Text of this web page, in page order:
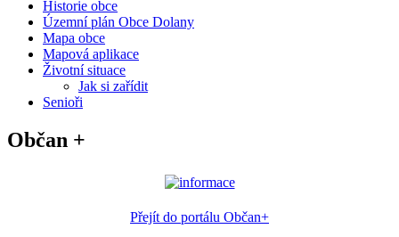
Historie obce
Územní plán Obce Dolany
Mapa obce
Mapová aplikace
Životní situace
Jak si zařídit
Senioři
Občan +
Přejít do portálu Občan+